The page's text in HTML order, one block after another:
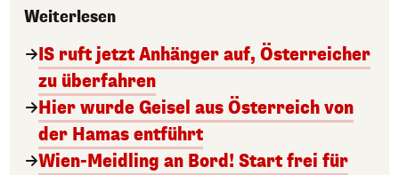
Weiterlesen
IS ruft jetzt Anhänger auf, Österreicher
zu überfahren
Hier wurde Geisel aus Österreich von
der Hamas entführt
Wien-Meidling an Bord! Start frei für